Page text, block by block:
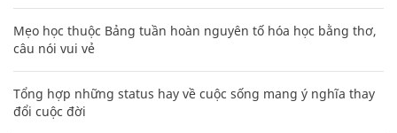
Mẹo học thuộc Bảng tuần hoàn nguyên tố hóa học bằng thơ,
câu nói vui vẻ
Tổng hợp những status hay về cuộc sống mang ý nghĩa thay
đổi cuộc đời